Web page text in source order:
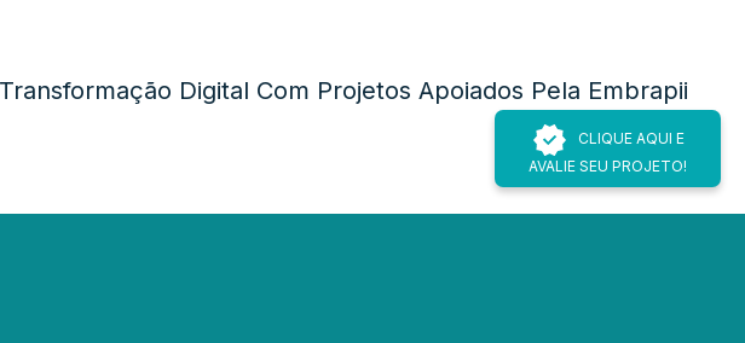
Digital Com Projetos Apoiados Pela Embrapii
CLIQUE AQUI E
AVALIE SEU PROJETO!